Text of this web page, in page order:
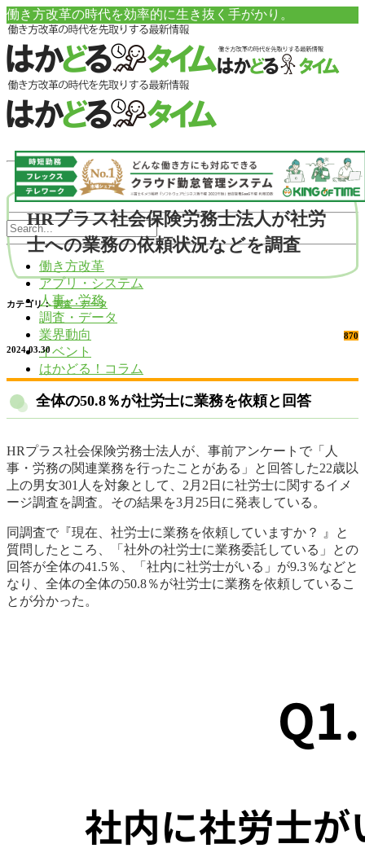
働き方改革の時代を効率的に生き抜く手がかり。
働き方改革
アプリ・システム
人事・労務
調査・データ
業界動向
イベント
はかどる！コラム
HRプラス社会保険労務士法人が社労
士への業務の依頼状況などを調査
カテゴリ： 調査・データ
870
2024.03.30
全体の50.8％が社労士に業務を依頼と回答
HRプラス社会保険労務士法人が、事前アンケートで「人
事・労務の関連業務を行ったことがある」と回答した22歳以
上の男女301人を対象として、2月2日に社労士に関するイメ
ージ調査を調査。その結果を3月25日に発表している。
同調査で『現在、社労士に業務を依頼していますか？ 』と
質問したところ、「社外の社労士に業務委託している」との
回答が全体の41.5％、「社内に社労士がいる」が9.3％などと
なり、全体の全体の50.8％が社労士に業務を依頼しているこ
とが分かった。